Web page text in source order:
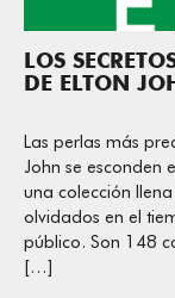
LOS
DE ELTON
Las perlas más
John se esconden
una colección
olvidados en el
público. Son 148
[…]